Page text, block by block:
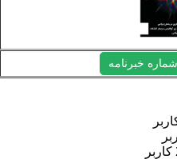
خبرنامه